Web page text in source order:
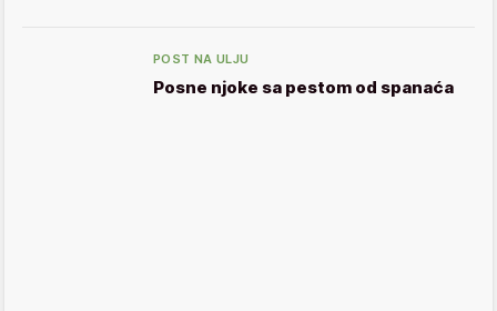
POST NA ULJU
Posne njoke sa pestom od spanaća